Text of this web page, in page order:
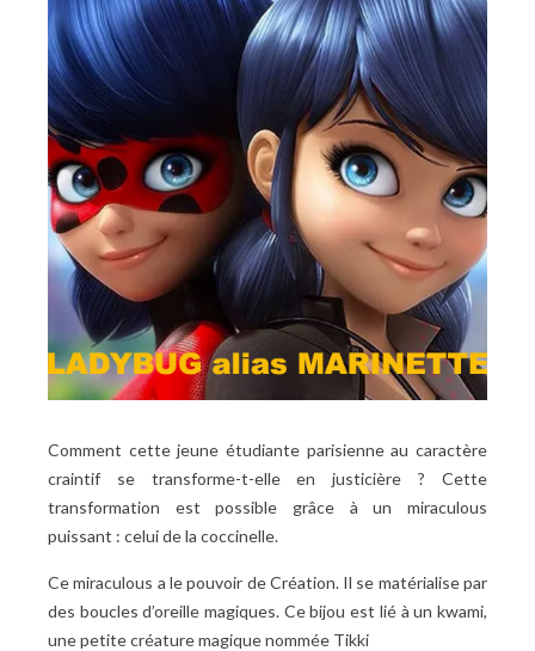
Comment cette jeune étudiante parisienne au caractère
craintif se transforme-t-elle en justicière
?Cette
transformation est possible grâce à un miraculous
puissant : celui de la coccinelle.
Ce miraculous a le pouvoir de Création. Il se matérialise par
des boucles d’oreille magiques. Ce bijou est lié à un kwami,
une petite créature magique nommée Tikki